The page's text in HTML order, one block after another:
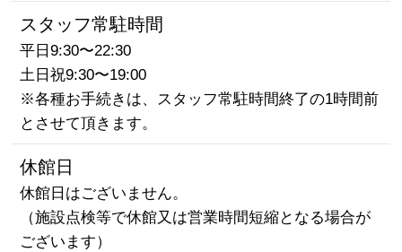
スタッフ常駐時間
平日9:30〜22:30
土日祝9:30〜19:00
※各種お手続きは、スタッフ常駐時間終了の1時間前
とさせて頂きます。
休館日
休館日はございません。
（施設点検等で休館又は営業時間短縮となる場合が
ございます）